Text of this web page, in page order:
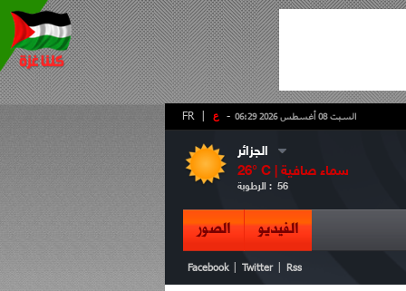
- ع FR السبت 08 أغسطس 2026 06:29
الجزائر
26° C | سماء صافية
الرطوبة : 56
الفيديو الصور
Facebook Twitter Rss